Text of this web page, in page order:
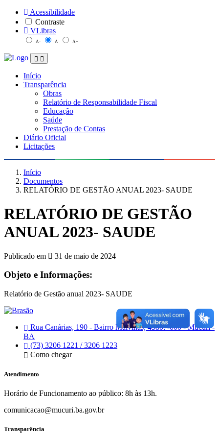
Acessibilidade
Contraste
VLibras
A- A A+
Início
Transparência
Obras
Relatório de Responsabilidade Fiscal
Educação
Saúde
Prestação de Contas
Diário Oficial
Licitações
Início
Documentos
RELATÓRIO DE GESTÃO ANUAL 2023- SAUDE
RELATÓRIO DE GESTÃO
ANUAL 2023- SAUDE
Publicado em 31 de maio de 2024
Objeto e Informações:
Relatório de Gestão anual 2023- SAUDE
Rua Canárias, 190 - Bairro Malvinas, 45807-000 - Mucuri -
BA
(73) 3206 1221 / 3206 1223
Como chegar
Atendimento
Horário de Funcionamento ao público: 8h às 13h.
comunicacao@mucuri.ba.gov.br
Transparência